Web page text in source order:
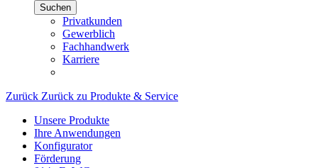
Suchen
Privatkunden
Gewerblich
Fachhandwerk
Karriere
Zurück Zurück zu Produkte & Service
Unsere Produkte
Ihre Anwendungen
Konfigurator
Förderung